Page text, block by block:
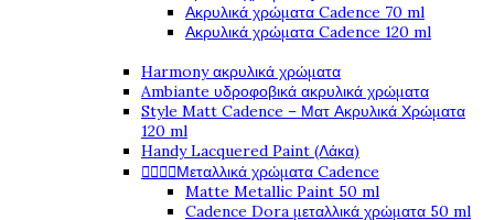
Ακρυλικά χρώματα Cadence 70 ml
Ακρυλικά χρώματα Cadence 120 ml
Harmony ακρυλικά χρώματα
Ambiante υδροφοβικά ακρυλικά χρώματα
Style Matt Cadence – Ματ Ακρυλικά Χρώματα
120 ml
Handy Lacquered Paint (Λάκα)
Μεταλλικά χρώματα Cadence
Matte Metallic Paint 50 ml
Cadence Dora μεταλλικά χρώματα 50 ml